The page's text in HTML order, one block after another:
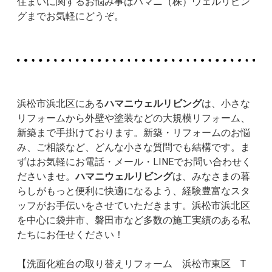
グまでお気軽にどうぞ。
浜松市浜北区にあるハマニウェルリビングは、小さな
リフォームから外壁や塗装などの大規模リフォーム、
新築まで手掛けております。新築・リフォームのお悩
み、ご相談など、どんな小さな質問でも結構です。ま
ずはお気軽にお電話・メール・LINEでお問い合わせく
ださいませ。ハマニウェルリビングは、みなさまの暮
らしがもっと便利に快適になるよう、経験豊富なスタ
ッフがお手伝いをさせていただきます。浜松市浜北区
を中心に袋井市、磐田市など多数の施工実績のある私
たちにお任せください！
【洗面化粧台の取り替えリフォーム 浜松市東区 T